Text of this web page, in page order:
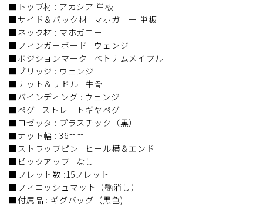
■トップ材 : アカシア 単板
■サイド＆バック材 : マホガニー 単板
■ネック材 : マホガニー
■フィンガーボード : ウェンジ
■ポジションマーク : ベトナムメイプル
■ブリッジ : ウェンジ
■ナット＆サドル : 牛骨
■バインディング : ウェンジ
■ペグ : ストレートギヤペグ
■ロゼッタ : プラスチック（黒）
■ナット幅 : 36mm
■ストラップピン : ヒール横＆エンド
■ピックアップ : なし
■フレット数 :15フレット
■フィニッシュマット（艶消し）
■付属品 : ギグバッグ（黒色)